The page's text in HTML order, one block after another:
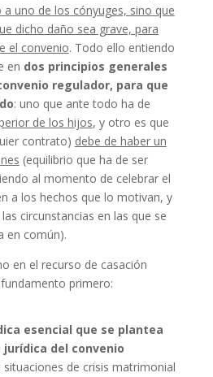
uno de los cónyuges, sino que
dicho daño sea grave, para
el convenio. Todo ello entiendo
en dos principios generales
regulador, para que
: uno que ante todo ha de
de los hijos, y otro es que
contrato) debe de haber un
(equilibrio que ha de ser
al momento de celebrar el
a los hechos que lo motivan, y
circunstancias en las que se
en común).
en el recurso de casación
primero:
esencial que se plantea
del convenio
situaciones de crisis matrimonial